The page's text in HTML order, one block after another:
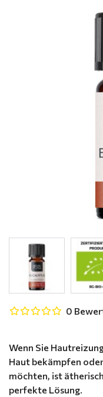
Wenn Sie
Haut bekämpfen
möchten, ist
perfekte Lösung.
0